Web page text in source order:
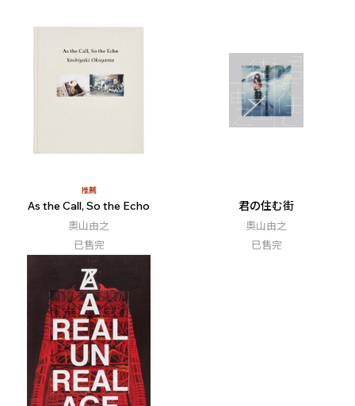
推薦
As the Call, So the Echo
奧山由之
已售完
君の住む街
奧山由之
已售完